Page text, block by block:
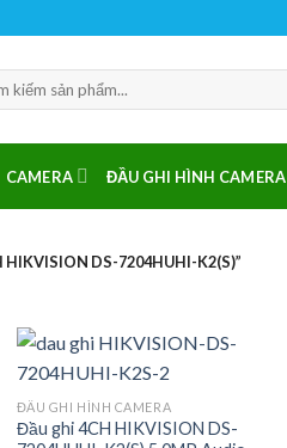
CAMERA ĐẦU GHI HÌNH CAMERA
DS-7204HUHI-K2(S)”
ĐẦU GHI HÌNH CAMERA
Đầu ghi 4CH HIKVISION DS-